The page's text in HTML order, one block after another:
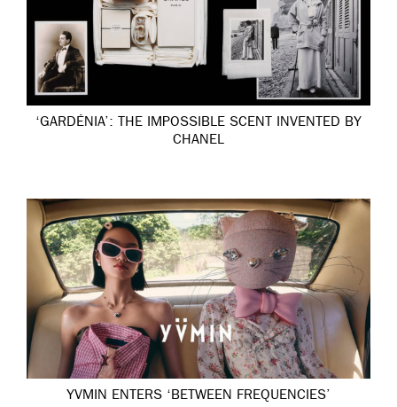
‘GARDÉNIA’: THE IMPOSSIBLE SCENT INVENTED BY
CHANEL
YVMIN ENTERS ‘BETWEEN FREQUENCIES’